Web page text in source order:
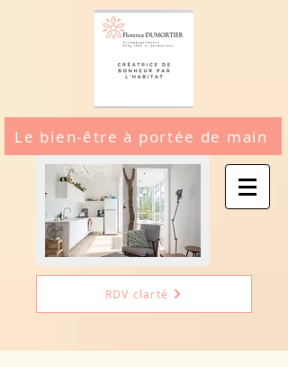
Le bien-être à portée de main
RDV clarté